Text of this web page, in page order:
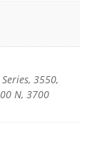
3550,
N, 3700